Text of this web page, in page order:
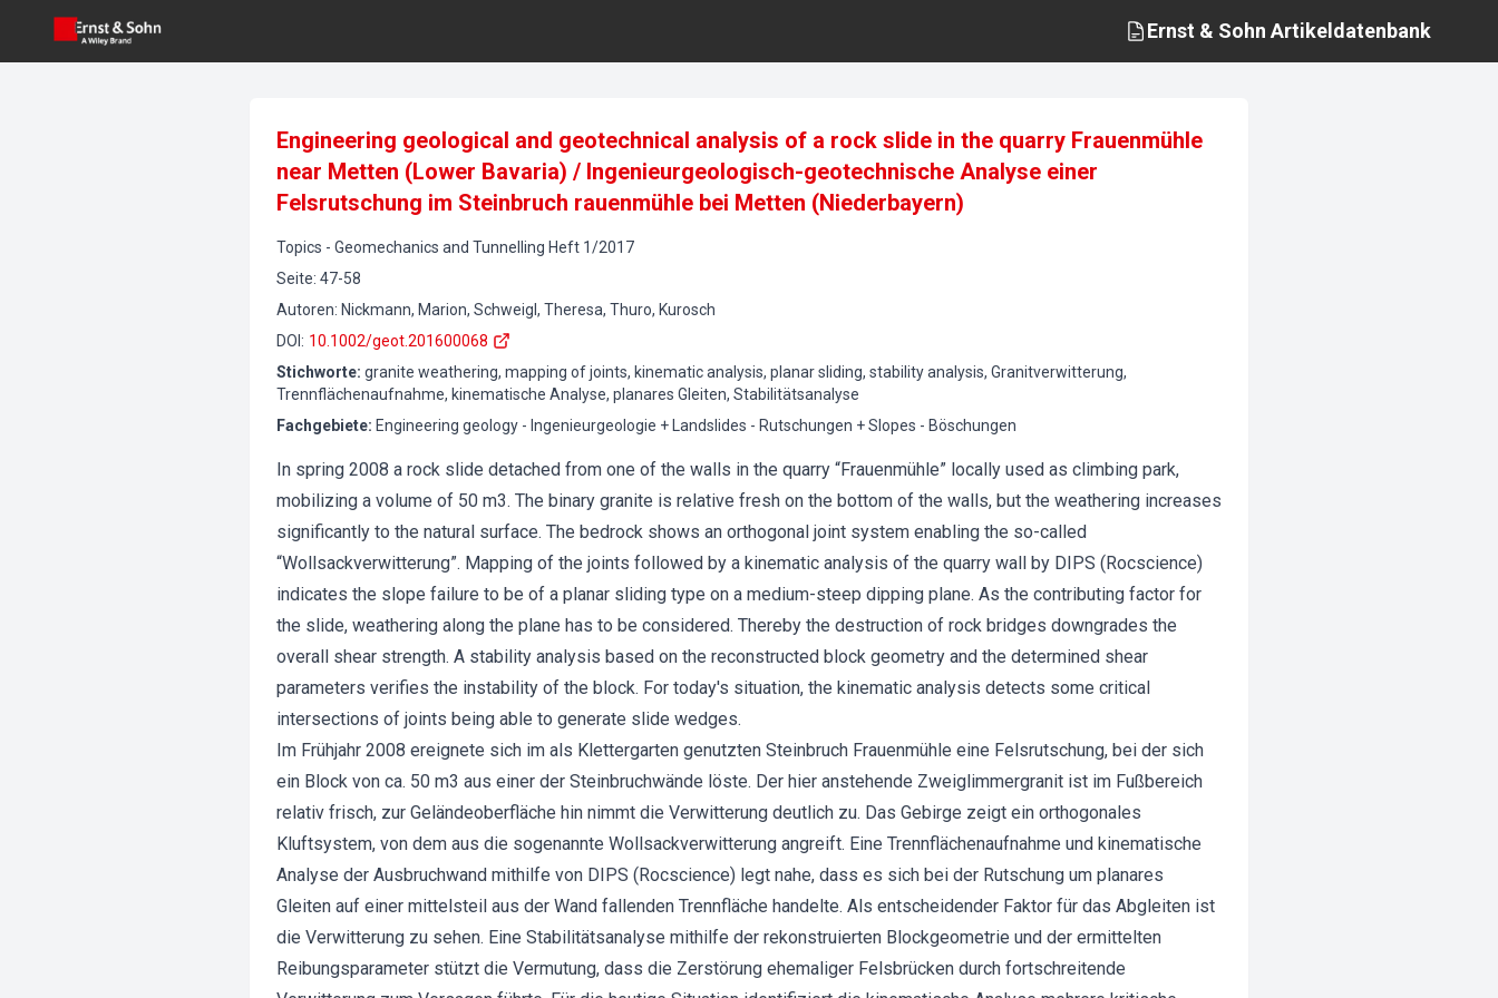
Ernst & Sohn Artikeldatenbank
Engineering geological and geotechnical analysis of a rock slide in the quarry Frauenmühle
near Metten (Lower Bavaria) / Ingenieurgeologisch-geotechnische Analyse einer
Felsrutschung im Steinbruch rauenmühle bei Metten (Niederbayern)
Topics - Geomechanics and Tunnelling Heft 1/2017
Seite: 47-58
Autoren: Nickmann, Marion, Schweigl, Theresa, Thuro, Kurosch
DOI : 10.1002/geot.201600068
Stichworte: granite weathering, mapping of joints, kinematic analysis, planar sliding, stability analysis, Granitverwitterung,
Trennflächenaufnahme, kinematische Analyse, planares Gleiten, Stabilitätsanalyse
Fachgebiete: Engineering geology - Ingenieurgeologie + Landslides - Rutschungen + Slopes - Böschungen
In spring 2008 a rock slide detached from one of the walls in the quarry “Frauenmühle” locally used as climbing park,
mobilizing a volume of 50 m3. The binary granite is relative fresh on the bottom of the walls, but the weathering increases
significantly to the natural surface. The bedrock shows an orthogonal joint system enabling the so-called
“Wollsackverwitterung”. Mapping of the joints followed by a kinematic analysis of the quarry wall by DIPS (Rocscience)
indicates the slope failure to be of a planar sliding type on a medium-steep dipping plane. As the contributing factor for
the slide, weathering along the plane has to be considered. Thereby the destruction of rock bridges downgrades the
overall shear strength. A stability analysis based on the reconstructed block geometry and the determined shear
parameters verifies the instability of the block. For today's situation, the kinematic analysis detects some critical
intersections of joints being able to generate slide wedges.
Im Frühjahr 2008 ereignete sich im als Klettergarten genutzten Steinbruch Frauenmühle eine Felsrutschung, bei der sich
ein Block von ca. 50 m3 aus einer der Steinbruchwände löste. Der hier anstehende Zweiglimmergranit ist im Fußbereich
relativ frisch, zur Geländeoberfläche hin nimmt die Verwitterung deutlich zu. Das Gebirge zeigt ein orthogonales
Kluftsystem, von dem aus die sogenannte Wollsackverwitterung angreift. Eine Trennflächenaufnahme und kinematische
Analyse der Ausbruchwand mithilfe von DIPS (Rocscience) legt nahe, dass es sich bei der Rutschung um planares
Gleiten auf einer mittelsteil aus der Wand fallenden Trennfläche handelte. Als entscheidender Faktor für das Abgleiten ist
die Verwitterung zu sehen. Eine Stabilitätsanalyse mithilfe der rekonstruierten Blockgeometrie und der ermittelten
Reibungsparameter stützt die Vermutung, dass die Zerstörung ehemaliger Felsbrücken durch fortschreitende